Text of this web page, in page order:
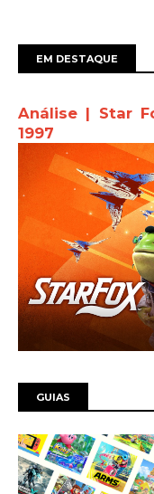
EM DESTAQUE
Análise | Star
1997
GUIAS